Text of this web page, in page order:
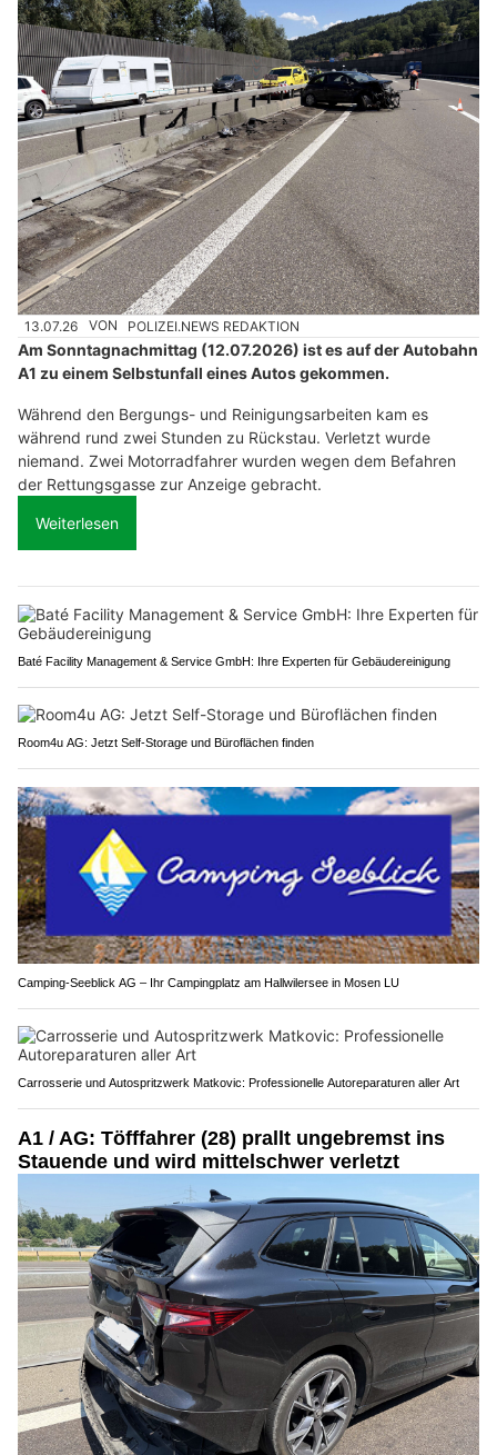
13.07.26 VON POLIZEI.NEWS REDAKTION
Am Sonntagnachmittag (12.07.2026) ist es auf der Autobahn
A1 zu einem Selbstunfall eines Autos gekommen.
Während den Bergungs- und Reinigungsarbeiten kam es
während rund zwei Stunden zu Rückstau. Verletzt wurde
niemand. Zwei Motorradfahrer wurden wegen dem Befahren
der Rettungsgasse zur Anzeige gebracht.
Weiterlesen
Baté Facility Management & Service GmbH: Ihre Experten für Gebäudereinigung
Room4u AG: Jetzt Self-Storage und Büroflächen finden
Camping-Seeblick AG – Ihr Campingplatz am Hallwilersee in Mosen LU
Carrosserie und Autospritzwerk Matkovic: Professionelle Autoreparaturen aller Art
A1 / AG: Töfffahrer (28) prallt ungebremst ins
Stauende und wird mittelschwer verletzt